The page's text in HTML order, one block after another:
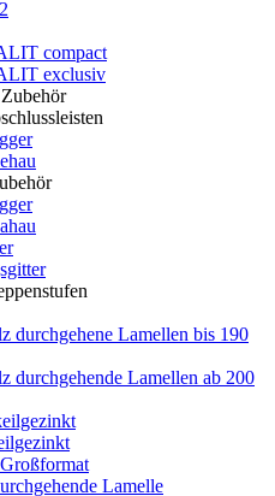
compact
exclusiv
durchgehene Lamellen bis 190
durchgehende Lamellen ab 200
Lamelle